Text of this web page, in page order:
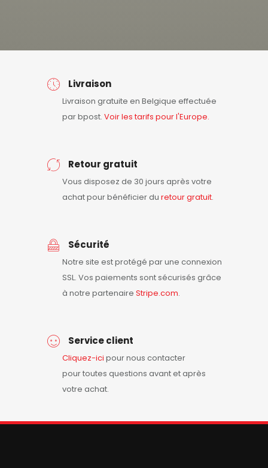
Livraison
Livraison gratuite en Belgique effectuée
par bpost. Voir les tarifs pour l'Europe.
Retour gratuit
Vous disposez de 30 jours après votre
achat pour bénéficier du retourgratuit.
Sécurité
Notre site est protégé par une connexion
SSL. Vos paiements sont sécurisés grâce
à notre partenaire Stripe.com.
Service client
Cliquez-ici pour nous contacter
pour toutes questions avant et après
votre achat.